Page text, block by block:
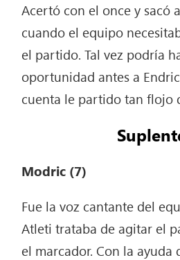
Acertó con el once y sacó
cuando el equipo
el partido. Tal vez podría
oportunidad antes a
cuenta le partido tan flojo
Modric (7)
Fue la voz cantante del
Atleti trataba de agitar el
el marcador. Con la ayuda